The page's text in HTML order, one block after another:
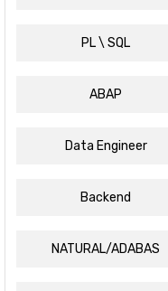
PL \ SQL
ABAP
Data Engineer
Backend
NATURAL/ADABAS